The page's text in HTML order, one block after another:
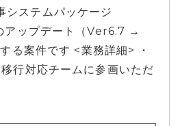
システムパッケージ
アップデート（Ver6.7 →
る案件です <業務詳細> ・
行対応チームに参画いただ